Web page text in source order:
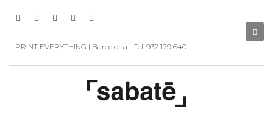
PRINT EVERYTHING | Barcelona - Tel. 932 179 640